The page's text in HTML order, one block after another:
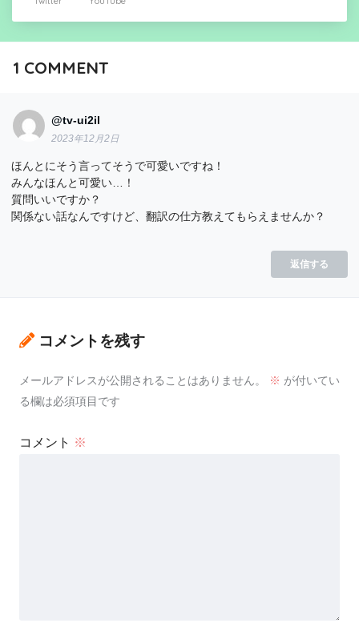
1 COMMENT
@tv-ui2il
2023年12月2日
ほんとにそう言ってそうで可愛いですね！
みんなほんと可愛い…！
質問いいですか？
関係ない話なんですけど、翻訳の仕方教えてもらえませんか？
返信する
コメントを残す
メールアドレスが公開されることはありません。 ※ が付いてい
る欄は必須項目です
コメント ※